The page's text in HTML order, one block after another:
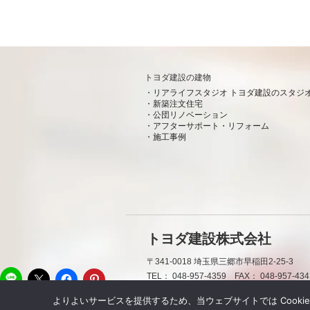
LINE
トヨダ建設の建物
リアライフスタジオ トヨダ建設のスタジ
新築注文住宅
公団リノベーション
アフターサポート・リフォーム
施工事例
トヨダ建設株式会社
〒341-0018 埼玉県三郷市早稲田2-25-3
TEL： 048-957-4359 FAX： 048-957-
よりよいサービスを提供するため、当ウェブサイトでは